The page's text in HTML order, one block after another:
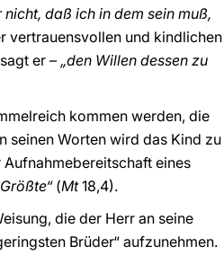
daß ich in dem sein muß,
vertrauensvollen und kindlichen
er – „den Willen dessen zu
kommen werden, die
seinen Worten wird das Kind zu
eines
(Mt18,4).
die der Herr an seine
Brüder“ aufzunehmen.